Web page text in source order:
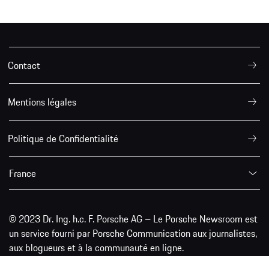
Contact
Mentions légales
Politique de Confidentialité
France
© 2023 Dr. Ing. h.c. F. Porsche AG – Le Porsche Newsroom est
un service fourni par Porsche Communication aux journalistes,
aux blogueurs et à la communauté en ligne.